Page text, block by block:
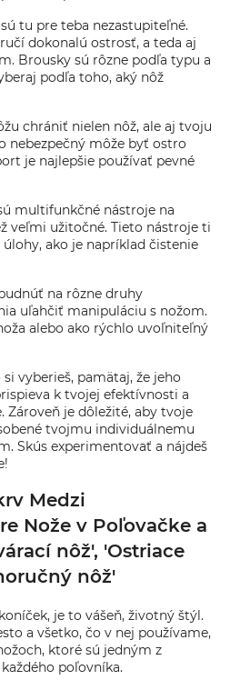
tu pre teba nezastupiteľné.
dokonalú ostrosť, a teda aj
Brousky sú rôzne podľa typu a
podľa toho, aký nôž
chrániť nielen nôž, ale aj tvoju
nebezpečný môže byť ostro
je najlepšie používať pevné
multifunkčné nástroje na
veľmi užitočné. Tieto nástroje ti
ako je napríklad čistenie
na rôzne druhy
uľahčiť manipuláciu s nožom.
alebo ako rýchlo uvoľniteľný
vyberieš, pamätaj, že jeho
k tvojej efektívnosti a
Zároveň je dôležité, aby tvoje
tvojmu individuálnemu
Skús experimentovať a nájdeš
Medzi
Nože v Poľovačke a
nôž', 'Ostriace
nôž'
je to vášeň, životný štýl.
a všetko, čo v nej používame,
ktoré sú jedným z
poľovníka.